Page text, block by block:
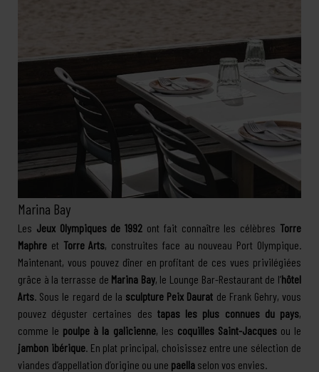
Marina Bay
Les Jeux Olympiques de 1992 ont fait connaître les célèbres Torre
Maphre et Torre Arts, construites face au nouveau Port Olympique.
Maintenant, vous pouvez dîner en profitant de ces vues privilégiées
grâce à la terrasse de Marina Bay, le Lounge Bar-Restaurant de l’hôtel
Arts. Sous le regard de la sculpture Peix Daurat de Frank Gehry, vous
pouvez déguster certaines des tapas les plus connues du pays,
comme le poulpe à la galicienne, les coquilles Saint-Jacquesou le
jambon ibérique. En plat principal, choisissez entre une sélection de
viandes d’appellation d’origine ou une paella selon vos envies.